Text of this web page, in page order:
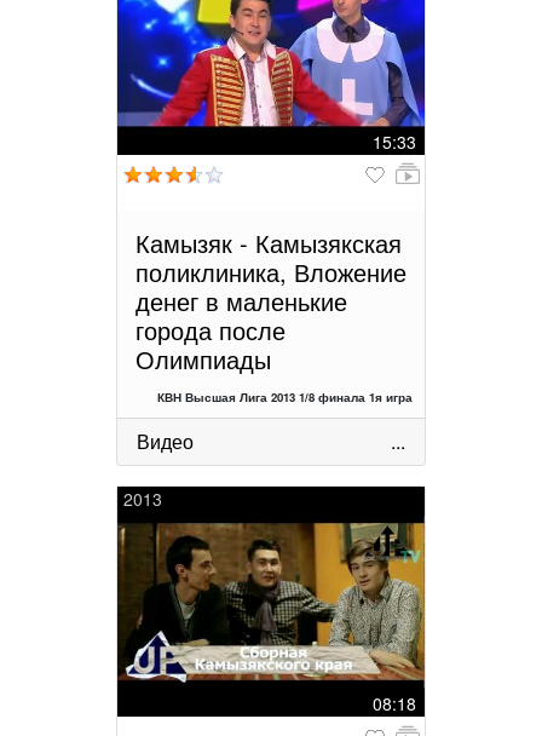
15:33
Камызяк - Камызякская
поликлиника, Вложение
денег в маленькие
города после
Олимпиады
КВН Высшая Лига 2013 1/8 финала 1я игра
Видео ...
2013
08:18